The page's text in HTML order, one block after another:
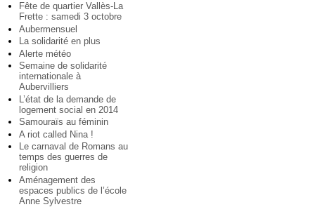
Fête de quartier Vallès-La
Frette : samedi 3 octobre
Aubermensuel
La solidarité en plus
Alerte météo
Semaine de solidarité
internationale à
Aubervilliers
L’état de la demande de
logement social en 2014
Samouraïs au féminin
A riot called Nina !
Le carnaval de Romans au
temps des guerres de
religion
Aménagement des
espaces publics de l’école
Anne Sylvestre